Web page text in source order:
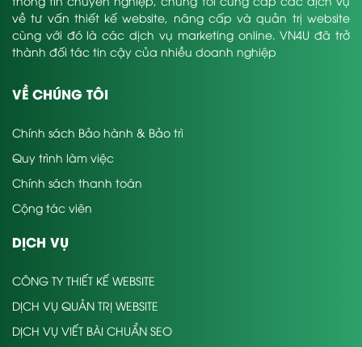
về tư vấn thiết kế website, nâng cấp và quản trị website
cùng với đó là các dịch vụ marketing online. VN4U đã trở
thành đối tác tin cậy của nhiều doanh nghiệp
VỀ CHÚNG TÔI
Chính sách Bảo hành & Bảo trì
Quy trình làm việc
Chính sách thanh toán
Cộng tác viên
DỊCH VỤ
CÔNG TY THIẾT KẾ WEBSITE
DỊCH VỤ QUẢN TRỊ WEBSITE
DỊCH VỤ VIẾT BÀI CHUẨN SEO